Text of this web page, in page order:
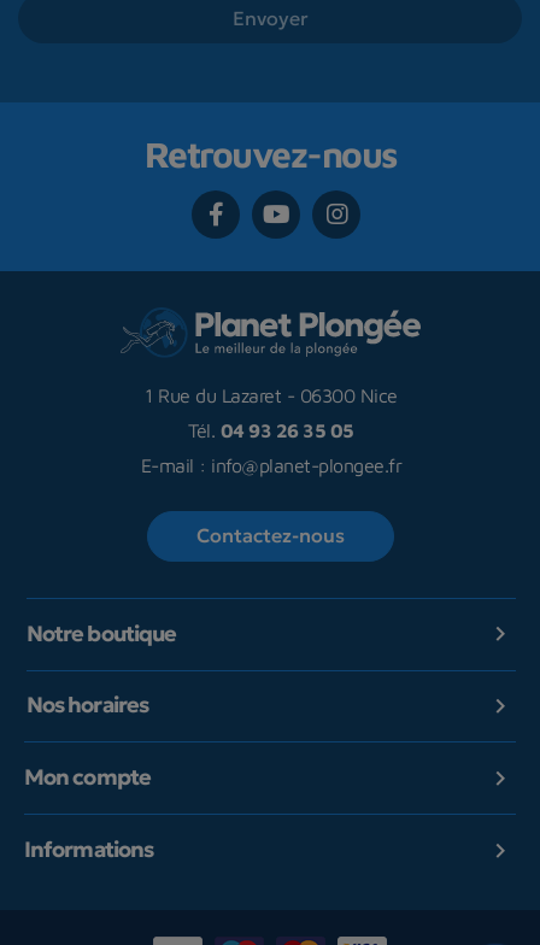
Retrouvez-nous
1 Rue du Lazaret - 06300 Nice
Tél. 04 93 26 35 05
E-mail : info@planet-plongee.fr
Contactez-nous
Notre boutique 
Nos horaires 
Mon compte 
Informations 